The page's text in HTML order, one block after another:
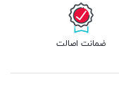
ضمانت اصالت